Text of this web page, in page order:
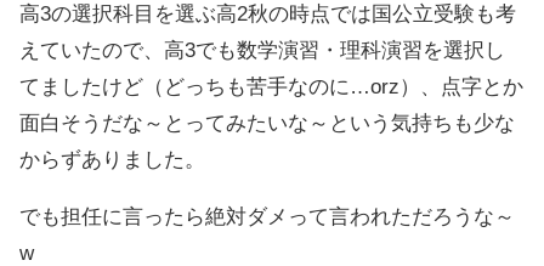
高3の選択科目を選ぶ高2秋の時点では国公立受験も考
えていたので、高3でも数学演習・理科演習を選択し
てましたけど（どっちも苦手なのに…orz）、点字とか
面白そうだな～とってみたいな～という気持ちも少な
からずありました。
でも担任に言ったら絶対ダメって言われただろうな～
w